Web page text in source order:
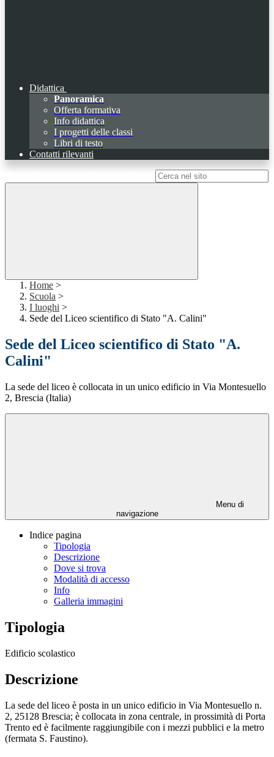
Didattica
Panoramica
Offerta formativa
Info didattica
I progetti delle classi
Libri di testo
Contatti rilevanti
Home >
Scuola >
I luoghi >
Sede del Liceo scientifico di Stato "A. Calini"
Sede del Liceo scientifico di Stato "A.
Calini"
La sede del liceo è collocata in un unico edificio in Via Montesuello
2, Brescia (Italia)
Menu di
navigazione
Indice pagina
Tipologia
Descrizione
Dove si trova
Modalità di accesso
Info
Galleria immagini
Tipologia
Edificio scolastico
Descrizione
La sede del liceo è posta in un unico edificio in Via Montesuello n.
2, 25128 Brescia; è collocata in zona centrale, in prossimità di Porta
Trento ed è facilmente raggiungibile con i mezzi pubblici e la metro
(fermata S. Faustino).